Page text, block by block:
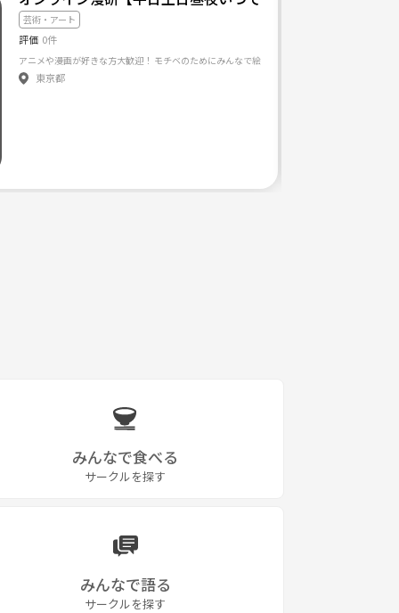
芸術・アート
評価 0件
アニメや漫画が好きな方大歓迎！ モチベのためにみんなで絵を描きあう場がほしいと思い作
東京都
みんなで食べる
サークルを探す
みんなで語る
サークルを探す